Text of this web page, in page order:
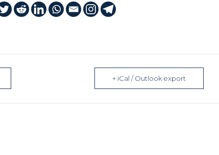
+ iCal / Outlook export